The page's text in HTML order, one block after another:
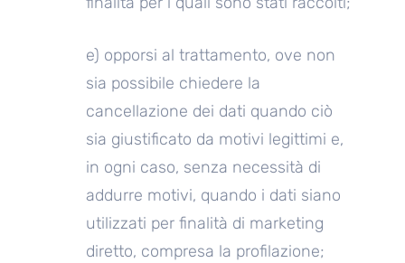
e) opporsi al trattamento, ove non
sia possibile chiedere la
cancellazione dei dati quando ciò
sia giustificato da motivi legittimi e,
in ogni caso, senza necessità di
addurre motivi, quando i dati siano
utilizzati per finalità di marketing
diretto, compresa la profilazione;